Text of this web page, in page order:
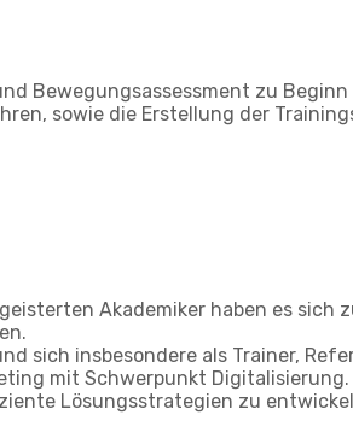
Bewegungsassessment zu Beginn
sowie die Erstellung der
Akademiker haben es
insbesondere als Trainer,
mit Schwerpunkt
Lösungsstrategien zu